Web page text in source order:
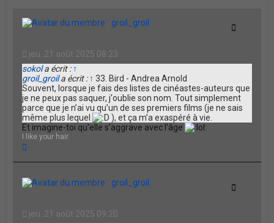
groil_groil Citation
jeu. 21 août 2025 08:23
sokola écrit : ↑
groil_groila écrit : ↑ 33. Bird - Andrea Arnold
Souvent, lorsque je fais des listes de cinéastes-auteurs que
je ne peux pas saquer, j'oublie son nom. Tout simplement
parce que je n’ai vu qu’un de ses premiers films (je ne sais
même plus lequel
), et ça m’a exaspéré à vie.
Et imagine-toi qu'elle s'aggrave avec l'âge
I like your hair.
u
groil_groil
Citation
jeu. 21 août 2025 09:20